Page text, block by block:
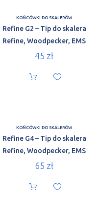
KOŃCÓWKI DO SKALERÓW
Refine G2 – Tip do skalera
Refine, Woodpecker, EMS
45 zł
KOŃCÓWKI DO SKALERÓW
Refine G4 – Tip do skalera
Refine, Woodpecker, EMS
65 zł